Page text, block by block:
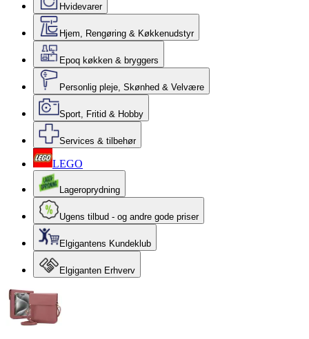
Hvidevarer
Hjem, Rengøring & Køkkenudstyr
Epoq køkken & bryggers
Personlig pleje, Skønhed & Velvære
Sport, Fritid & Hobby
Services & tilbehør
LEGO
Lageroprydning
Ugens tilbud - og andre gode priser
Elgigantens Kundeklub
Elgiganten Erhverv